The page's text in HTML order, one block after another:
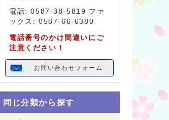
電話:0587-38-5819 ファ
ックス: 0587-66-6380
電話番号のかけ間違いにご
注意ください！
お問い合わせフォーム
同じ分類から探す